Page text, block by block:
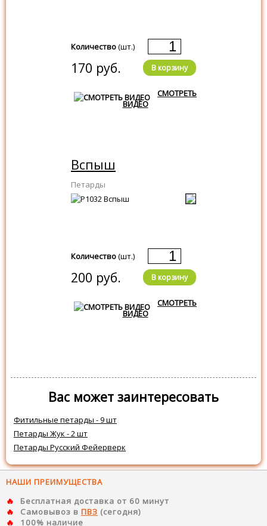
Количество(шт.)
170 руб. В корзину
СМОТРЕТЬ
ВИДЕО
Вспыш
Петарды
Количество(шт.)
200 руб. В корзину
СМОТРЕТЬ
ВИДЕО
Вас может заинтересовать
Фитильные петарды - 9 шт
Петарды Жук - 2 шт
Петарды Русский Фейерверк
НАШИ ПРЕИМУЩЕСТВА
Бесплатная доставка от 60 минут
Самовывоз в ПВЗ (сегодня)
100% наличие